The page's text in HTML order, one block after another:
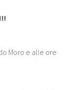
Moro e alle ore